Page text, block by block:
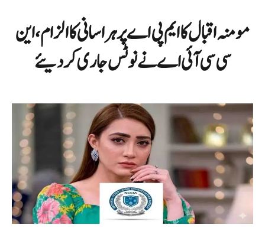
مومنہ اقبال کا ایم پی اے پر ہراسانی کا الزام، این
سی سی آئی اے نے نوٹس جاری کر دیئے